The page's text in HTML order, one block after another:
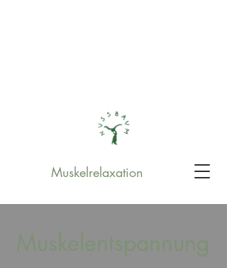
Muskelrelaxation
Muskelentspannung